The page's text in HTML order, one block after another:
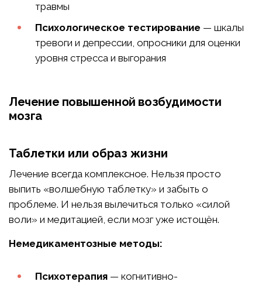
травмы
Психологическое тестирование — шкалы
тревоги и депрессии, опросники для оценки
уровня стресса и выгорания
Лечение повышенной возбудимости
мозга
Таблетки или образ жизни
Лечение всегда комплексное. Нельзя просто
выпить «волшебную таблетку» и забыть о
проблеме. И нельзя вылечиться только «силой
воли» и медитацией, если мозг уже истощён.
Немедикаментозные методы:
Психотерапия — когнитивно-